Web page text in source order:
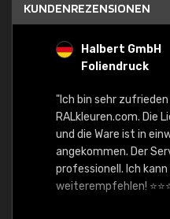
KUNDENREZENSIONEN
Halbert GmbH
Foliendruck
"Ich bin sehr
RALkleuren.com. Die
und die Ware ist in
angekommen. Der
professionell. Ich kann
weiterempfehlen!